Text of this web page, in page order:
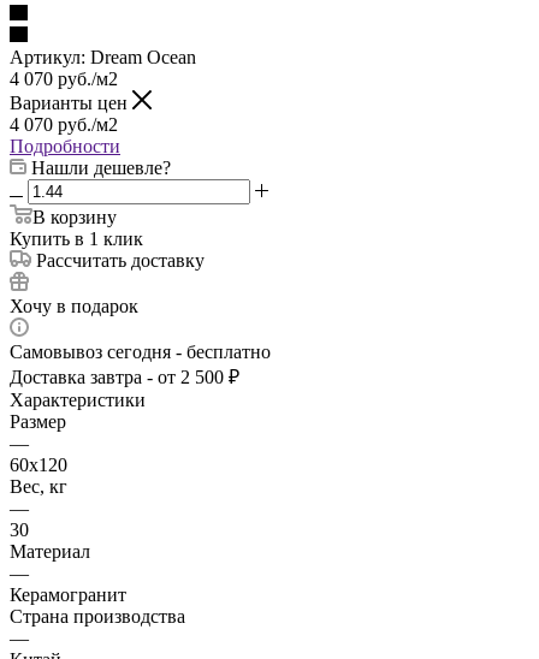
Артикул: Dream Ocean
4 070 руб./м2
Варианты цен
4 070 руб./м2
Подробности
Нашли дешевле?
В корзину
Купить в 1 клик
Рассчитать доставку
Хочу в подарок
Самовывоз сегодня - бесплатно
Доставка завтра - от 2 500 ₽
Характеристики
Размер
—
60х120
Вес, кг
—
30
Материал
—
Керамогранит
Страна производства
—